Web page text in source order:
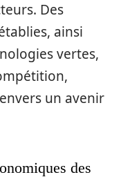
Des
ainsi
vertes,
un avenir
des